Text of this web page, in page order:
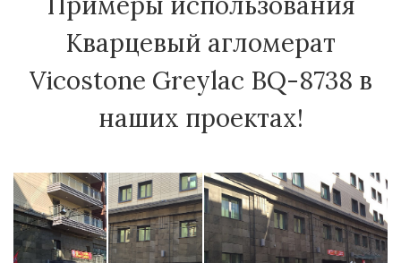
Кварцевый агломерат
Vicostone Greylac BQ-8738 в
наших проектах!